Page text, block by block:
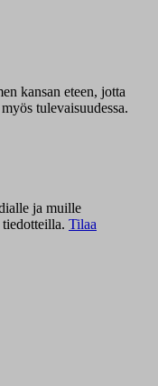
kansan eteen, jotta
tulevaisuudessa.
ja muille
Tilaa